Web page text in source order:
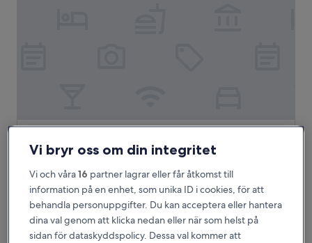
3.5-
stjärnigt
boende
Centrala och västra distrikten
8.6
av
10,
Fantastiskt,
(2 399 recensioner)
8,6/10 Fantastiskt (2 399 recensioner)
Priset
är
800 kr
inklusive skatter och avgifter
19 aug. – 20 aug.
Vi bryr oss om din integritet
Vi och våra16 partner lagrar eller får åtkomst till
information på en enhet, som unika ID i cookies, för att
behandla personuppgifter. Du kan acceptera eller hantera
dina val genom att klicka nedan eller när som helst på
sidan för dataskyddspolicy. Dessa val kommer att